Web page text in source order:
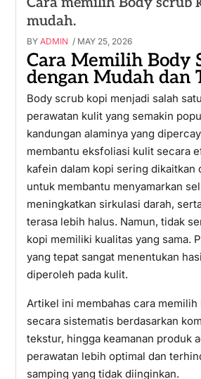
mudah.
BY ADMIN / MAY 25, 2026
Cara Memilih Body
dengan Mudah dan
Body scrub kopi menjadi salah
perawatan kulit yang semakin
kandungan alaminya yang
membantu eksfoliasi kulit secara
kafein dalam kopi sering dikaitkan
untuk membantu menyamarkan
meningkatkan sirkulasi darah,
terasa lebih halus. Namun, tidak
kopi memiliki kualitas yang sama.
yang tepat sangat menentukan
diperoleh pada kulit.
Artikel ini membahas cara
secara sistematis berdasarkan
tekstur, hingga keamanan produk
perawatan lebih optimal dan
samping yang tidak diinginkan.